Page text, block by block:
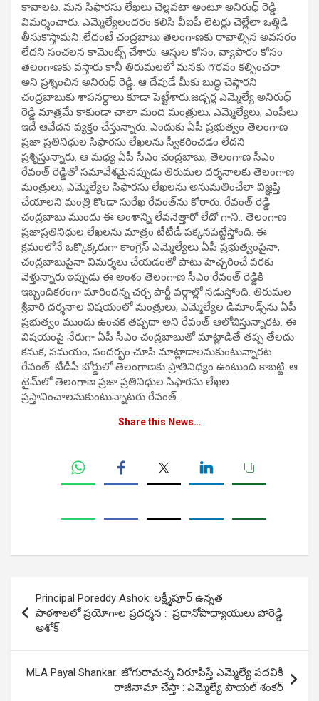
కావాల‌ట‌. మ‌న సిఫార‌సు లేఖ‌లు చెల్లవ‌టా అంటూ అనిరుధ్ రెడ్డి
విమర్శించారు. ఎమ్మెల్యేలంద‌రం క‌లిసి వీఐపీ లెట‌ర్లు చెల్లేలా ఒత్తిడి
తీసుకొస్తామని..లేదంటే చంద్రబాబు తెలంగాణ‌కు రావాల్సిన అవ‌స‌రం
లేదని సంచలన కామెంట్స్ చేశారు. ఆస్తుల కోసం, వ్యాపారం కోసం
తెలంగాణకు వస్తారు కానీ తిరుమ‌లలో మ‌న‌కు గౌర‌వం క‌ల్పించ‌రా
అని ప్రశ్నించిన అనిరుధ్ రెడ్డి. ఆ దేవుడే మీకు బుద్ధి చెప్తార‌ని
చంద్రబాబుకు శాపనర్ధాలు కూడా పెట్టేశారు.జడ్చర్ల ఎమ్మెల్యే అనిరుధ్
రెడ్డి మాత్రమే కాకుండా చాలా మంది మంత్రులు, ఎమ్మెల్యేలు, ఎంపీలు
ఇదే ఆవేదన వ్యక్తం చేస్తున్నారు. ఎందుకు ఏపీ ప్రభుత్వం తెలంగాణ
ప్రజా ప్రతినిధుల సిఫారసు లేఖలను స్వీకరించడం లేదని
ప్రశ్నిస్తున్నారు. ఆ మధ్య ఏపీ సీఎం చంద్రబాబు, తెలంగాణ సీఎం
రేవంత్ రెడ్డితో సమావేశమైనప్పుడు తిరుమల దర్శనాలకు తెలంగాణ
మంత్రులు, ఎమ్మెల్యేల సిఫారసు లేఖలను అనుమతించేలా విజ్ఞప్తి
చేయాలని మంత్రి కొండా సురేఖ రేవంత్‌ను కోరారు. రేవంత్ రెడ్డి
చంద్రబాబు ముందు ఈ అంశాన్ని లేవనెత్తారో లేదో గాని.. తెలంగాణ
ప్రజాప్రతినిధుల లేఖలను మాత్రం టీటీడీ పక్కనపెట్టేస్తోంది. ఈ
క్రమంలోనే ఒక్కొక్కరుగా కాంగ్రెస్ ఎమ్మెల్యేలు ఏపీ ప్రభుత్వంపైనా,
చంద్రబాబుపైనా విమర్శలు చేయడంతో పాటు హెచ్చరించే వరకు
వెళ్తున్నారు.ఇప్పుడు ఈ అంశం తెలంగాణ సీఎం రేవంత్ రెడ్డికి
ఇబ్బందికరంగా మారిందన్న చర్చ పార్టీ వర్గాల్లో నడుస్తోంది. తిరుమల
శ్రీవారి దర్శనాల విషయంలో మంత్రులు, ఎమ్మెల్యేల డిమాండ్స్‌ను ఏపీ
ప్రభుత్వం ముందు ఉంచక తప్పదా అని రేవంత్ ఆలోచిస్తున్నారట. ఈ
విషయంపై నేరుగా ఏపీ సీఎం చంద్రబాబుతో మాట్లాడితే తప్ప తేలదు
కనుక, సమయం, సందర్భం చూసి మాట్లాడాలనుకుంటున్నారట
రేవంత్‌. టీడీపీ బోర్డులో తెలంగాణకు ప్రాతినిధ్యం ఉంటుంది కాబట్టి..ఆ
టైమ్‌లో తెలంగాణ ప్రజా ప్రతినిధుల సిఫారసు లేఖల
ప్రస్తావించాలనుకుంటున్నాటరు రేవంత్.
Share this News…
navigation
Principal Poreddy Ashok: లక్ష్మీపూర్ ఉన్నత
పాఠశాలలో ప్రయోగాల ప్రదర్శన : ప్రధానోపాధ్యాయులు పోరెడ్డి
అశోక్
MLA Payal Shankar: జోగురామ‌న్న నిరూపిస్తే ఎమ్మెల్యే పదవికి
రాజీనామా చేస్తా : ఎమ్మెల్యే పాయల్ శంకర్